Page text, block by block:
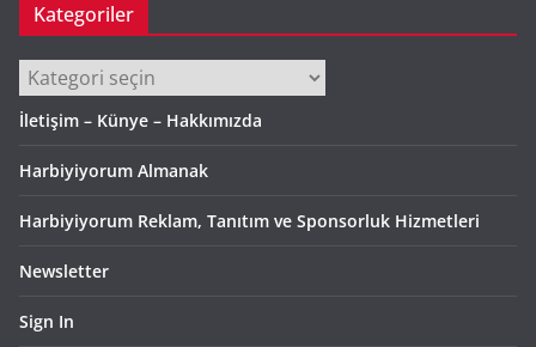
Kategoriler
Kategoriler
İletişim – Künye – Hakkımızda
Harbiyiyorum Almanak
Harbiyiyorum Reklam, Tanıtım ve Sponsorluk Hizmetleri
Newsletter
Sign In